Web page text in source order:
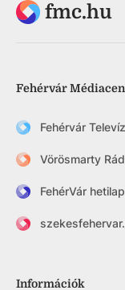
fmc.hu
Fehérvár
Fehérvár
Vörösmarty
FehérVár hetilap
Információk